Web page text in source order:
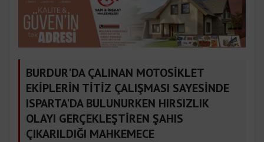
BURDUR'DA ÇALINAN MOTOSİKLET
EKİPLERİN TİTİZ ÇALIŞMASI SAYESİNDE
ISPARTA'DA BULUNURKEN HIRSIZLIK
OLAYI GERÇEKLEŞTİREN ŞAHIS
ÇIKARILDIĞI MAHKEMECE